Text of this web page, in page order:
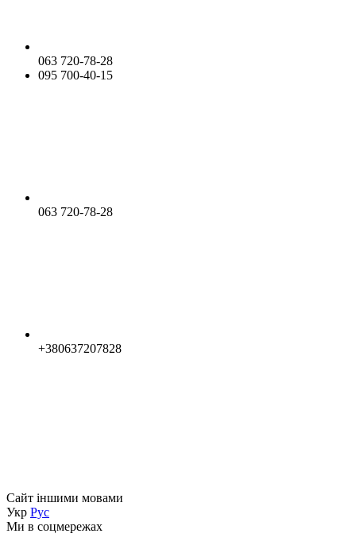
063 720-78-28
095 700-40-15
063 720-78-28
+380637207828
Сайт іншими мовами
Укр Рус
Ми в соцмережах